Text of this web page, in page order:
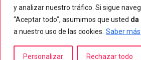
y analizar nuestro tráfico. Si sigue
“Aceptar todo”, asumimos que usted da
a nuestro uso de las cookies. Saber más
Personalizar Rechazar todo